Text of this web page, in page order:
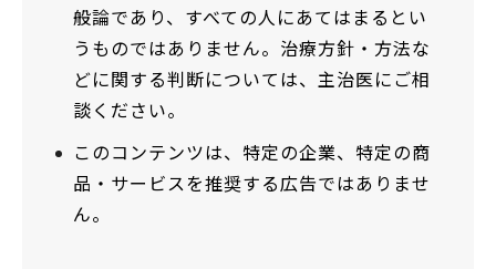
般論であり、すべての人にあてはまるとい
うものではありません。治療方針・方法な
どに関する判断については、主治医にご相
談ください。
このコンテンツは、特定の企業、特定の商
品・サービスを推奨する広告ではありませ
ん。